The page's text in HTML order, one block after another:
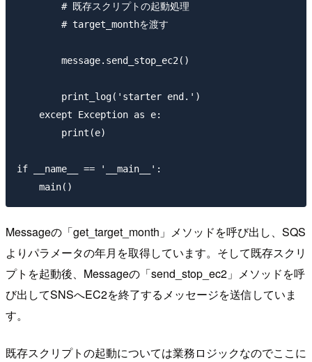
        # 既存スクリプトの起動処理
        # target_monthを渡す
        message.send_stop_ec2()
        print_log('starter end.')
    except Exception as e:
        print(e)
if __name__ == '__main__':
Messageの「get_target_month」メソッドを呼び出し、SQS
よりパラメータの年月を取得しています。そして既存スクリ
プトを起動後、Messageの「send_stop_ec2」メソッドを呼
び出してSNSへEC2を終了するメッセージを送信していま
す。
既存スクリプトの起動については業務ロジックなのでここに